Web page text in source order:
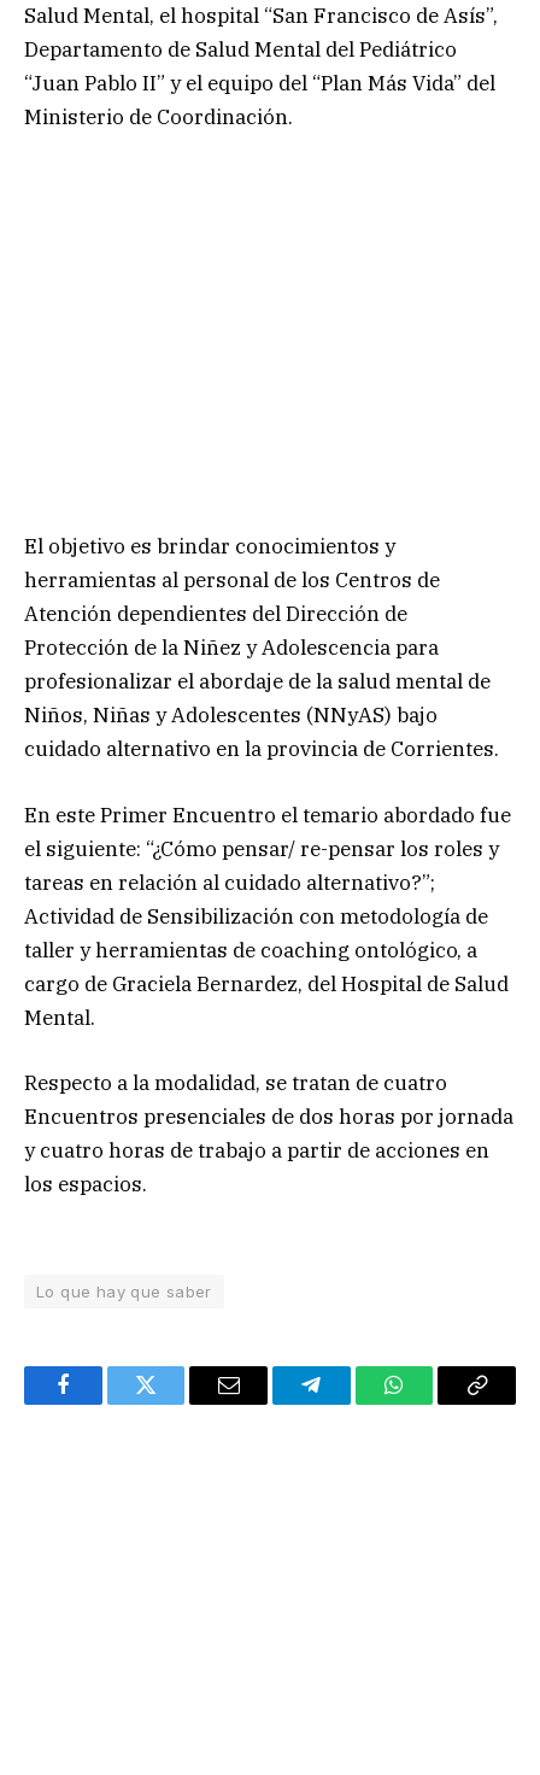
Salud Mental, el hospital “San Francisco de Asís”,
Departamento de Salud Mental del Pediátrico
“Juan Pablo II” y el equipo del “Plan Más Vida” del
Ministerio de Coordinación.
El objetivo es brindar conocimientos y
herramientas al personal de los Centros de
Atención dependientes del Dirección de
Protección de la Niñez y Adolescencia para
profesionalizar el abordaje de la salud mental de
Niños, Niñas y Adolescentes (NNyAS) bajo
cuidado alternativo en la provincia de Corrientes.
En este Primer Encuentro el temario abordado fue
el siguiente: “¿Cómo pensar/ re-pensar los roles y
tareas en relación al cuidado alternativo?”;
Actividad de Sensibilización con metodología de
taller y herramientas de coaching ontológico, a
cargo de Graciela Bernardez, del Hospital de Salud
Mental.
Respecto a la modalidad, se tratan de cuatro
Encuentros presenciales de dos horas por jornada
y cuatro horas de trabajo a partir de acciones en
los espacios.
Lo que hay que saber
FacebookTwitter Email TelegramWhatsAppCopy